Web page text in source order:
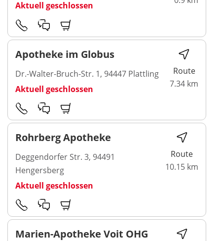
Aktuell geschlossen
Apotheke im Globus
Dr.-Walter-Bruch-Str. 1, 94447 Plattling
Aktuell geschlossen
Route
7.34 km
Rohrberg Apotheke
Deggendorfer Str. 3, 94491
Hengersberg
Aktuell geschlossen
Route
10.15 km
Marien-Apotheke Voit OHG